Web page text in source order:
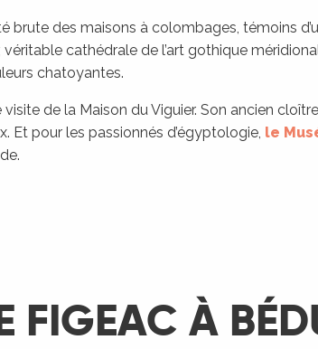
brute des maisons à colombages, témoins
cathédrale de l’art gothique
chatoyantes.
de la Maison du Viguier. Son ancien
Et pour les passionnés d’égyptologie, le
FIGEAC À